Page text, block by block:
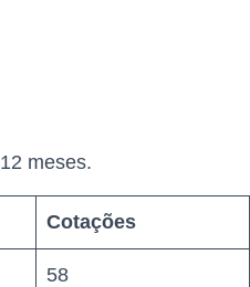
meses.
Cotações
58